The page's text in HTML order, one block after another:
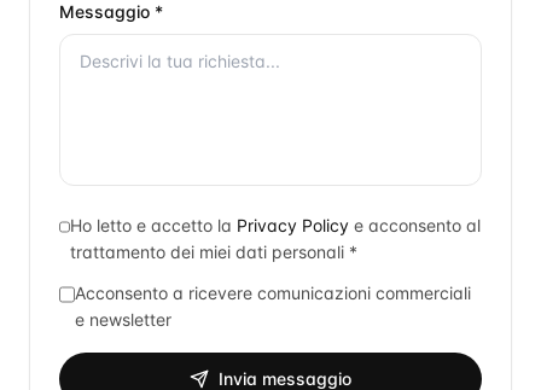
Messaggio *
Ho letto e accetto la Privacy Policy e acconsento al
trattamento dei miei dati personali *
Acconsento a ricevere comunicazioni commerciali
e newsletter
Invia messaggio